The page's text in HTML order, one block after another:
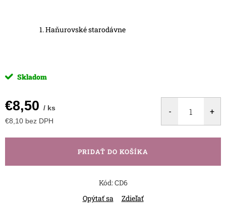
Haňurovské starodávne
Skladom
€8,50 / ks
€8,10 bez DPH
PRIDAŤ DO KOŠÍKA
Kód:CD6
Opýtať sa
Zdieľať